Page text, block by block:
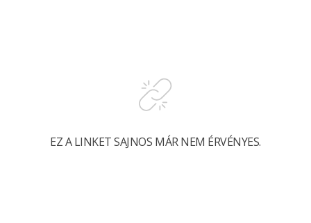
EZ A LINKET SAJNOS MÁR NEM ÉRVÉNYES.